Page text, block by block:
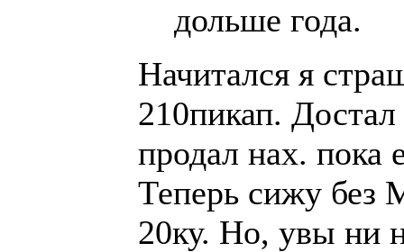
дольше года.
Начитался я
210пикап.
продал нах. пока
Теперь сижу без
20ку. Но, увы ни